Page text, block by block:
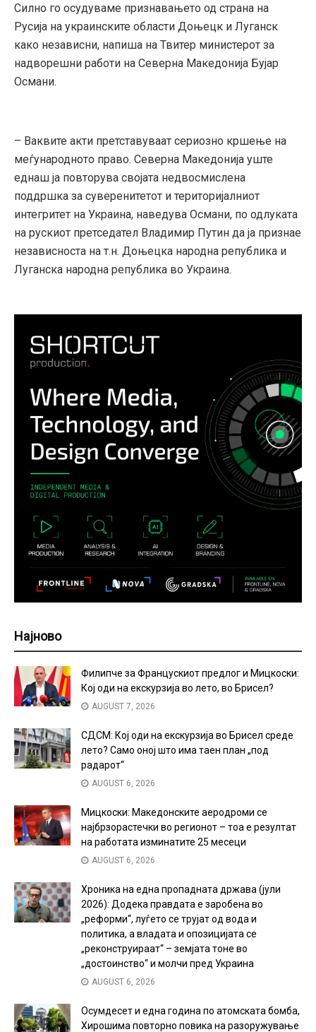
Силно го осудуваме признавањето од страна на
Русија на украинските области Доњецк и Луганск
како независни, напиша на Твитер министерот за
надворешни работи на Северна Македонија Бујар
Османи.
– Ваквите акти претставуваат сериозно кршење на
меѓународното право. Северна Македонија уште
еднаш ја повторува својата недвосмислена
поддршка за суверенитетот и територијалниот
интегритет на Украина, наведува Османи, по одлуката
на рускиот претседател Владимир Путин да ја признае
независноста на т.н. Доњецка народна република и
Луганска народна република во Украина.
Најново
Филипче за Францускиот предлог и Мицкоски:
Кој оди на екскурзија во лето, во Брисел?
AUGUST 7, 2026
СДСМ: Кој оди на екскурзија во Брисел среде
лето? Само оној што има таен план „под
радарот“
AUGUST 6, 2026
Мицкоски: Македонските аеродроми се
најбрзорастечки во регионот – тоа е резултат
на работата изминатите 25 месеци
AUGUST 6, 2026
Хроника на една пропадната држава (јули
2026): Додека правдата е заробена во
„реформи“, луѓето се трујат од вода и
политика, а владата и опозицијата се
„реконструираат“ – земјата тоне во
„достоинство“ и молчи пред Украина
AUGUST 6, 2026
Осумдесет и една година по атомската бомба,
Хирошима повторно повика на разоружување